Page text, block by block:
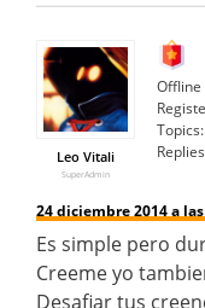
Leo Vitali
SuperAdmin
Offline
Topics:
24 diciembre 2014 a
Es simple pero
Creeme yo
Desafiar tus